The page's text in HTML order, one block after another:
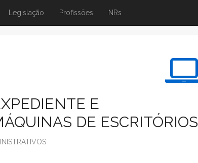
Legislação Profissões NRs
E
DE ESCRITÓRIOS